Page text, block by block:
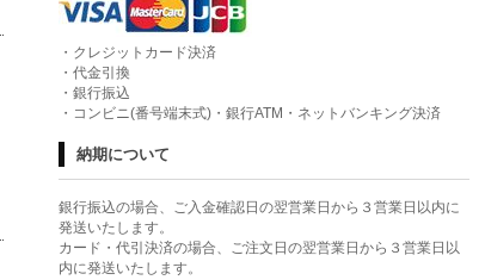
・クレジットカード決済
・代金引換
・銀行振込
・コンビニ(番号端末式)・銀行ATM・ネットバンキング決済
納期について
銀行振込の場合、ご入金確認日の翌営業日から３営業日以内に
発送いたします。
カード・代引決済の場合、ご注文日の翌営業日から３営業日以
内に発送いたします。